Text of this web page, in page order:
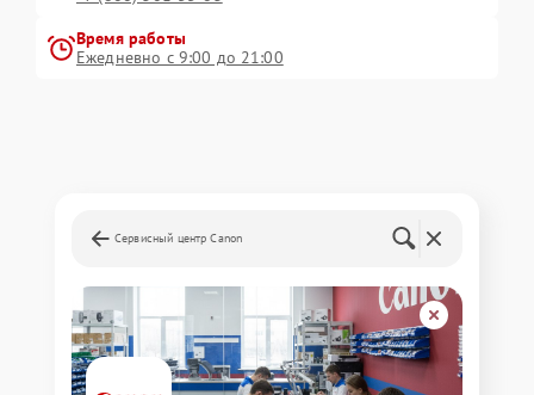
Время работы
Ежедневно с 9:00 до 21:00
Сервисный центр Canon